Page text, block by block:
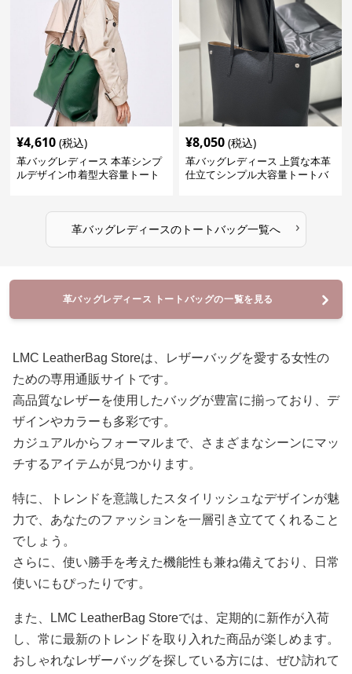
¥4,610 (税込)
革バッグレディース 本革シンプ
ルデザイン巾着型大容量トート
¥8,050 (税込)
革バッグレディース 上質な本革
仕立てシンプル大容量トートバ
革バッグレディースのトートバッグ一覧へ ›
革バッグレディース トートバッグの一覧を見る
LMC LeatherBag Storeは、レザーバッグを愛する女性の
ための専用通販サイトです。
高品質なレザーを使用したバッグが豊富に揃っており、デ
ザインやカラーも多彩です。
カジュアルからフォーマルまで、さまざまなシーンにマッ
チするアイテムが見つかります。
特に、トレンドを意識したスタイリッシュなデザインが魅
力で、あなたのファッションを一層引き立ててくれること
でしょう。
さらに、使い勝手を考えた機能性も兼ね備えており、日常
使いにもぴったりです。
また、LMC LeatherBag Storeでは、定期的に新作が入荷
し、常に最新のトレンドを取り入れた商品が楽しめます。
おしゃれなレザーバッグを探している方には、ぜひ訪れて